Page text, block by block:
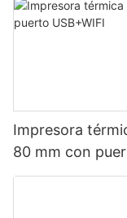
Impresora
80 mm con